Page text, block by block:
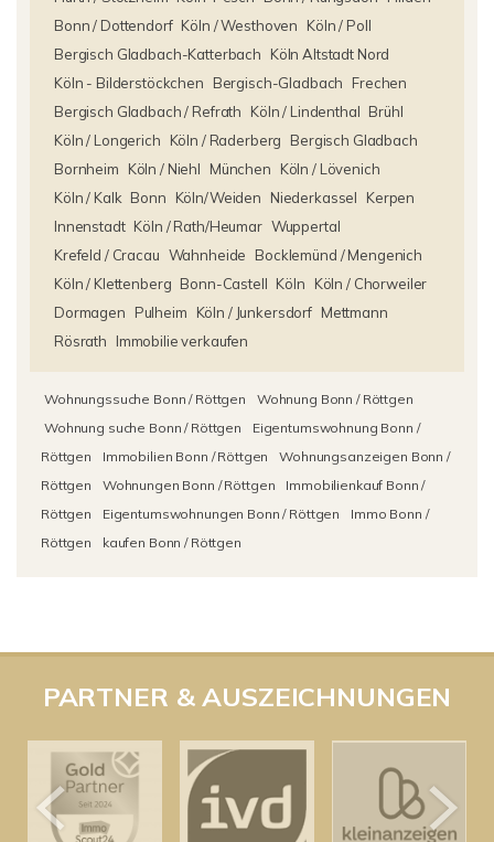
Bonn / Dottendorf Köln / Westhoven
Köln / Poll
Bergisch Gladbach-Katterbach
Köln Altstadt Nord
Köln - Bilderstöckchen
Bergisch-Gladbach
Frechen
Bergisch Gladbach / Refrath
Köln / Lindenthal Brühl
Köln / Longerich
Köln / Raderberg
Bergisch Gladbach
Bornheim
Köln / Niehl München
Köln / Lövenich
Köln / Kalk Bonn Köln/Weiden Niederkassel
Kerpen
Innenstadt Köln / Rath/Heumar Wuppertal
Krefeld / Cracau Wahnheide
Bocklemünd / Mengenich
Köln / Klettenberg Bonn-Castell Köln
Köln / Chorweiler
Dormagen
Pulheim Köln / Junkersdorf Mettmann
Rösrath
Immobilie verkaufen
Wohnungssuche Bonn / Röttgen
Wohnung Bonn / Röttgen
Wohnung suche Bonn / Röttgen
Eigentumswohnung Bonn /
Röttgen
Immobilien Bonn / Röttgen
Wohnungsanzeigen Bonn /
Röttgen
Wohnungen Bonn / Röttgen
Immobilienkauf Bonn /
Röttgen
Eigentumswohnungen Bonn / Röttgen
Immo Bonn /
Röttgen
kaufen Bonn / Röttgen
PARTNER & AUSZEICHNUNGEN